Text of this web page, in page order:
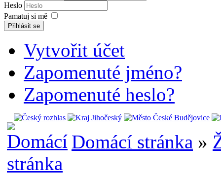
Heslo
Pamatuj si mě
Přihlásit se
Vytvořit účet
Zapomenuté jméno?
Zapomenuté heslo?
Domácí stránka »